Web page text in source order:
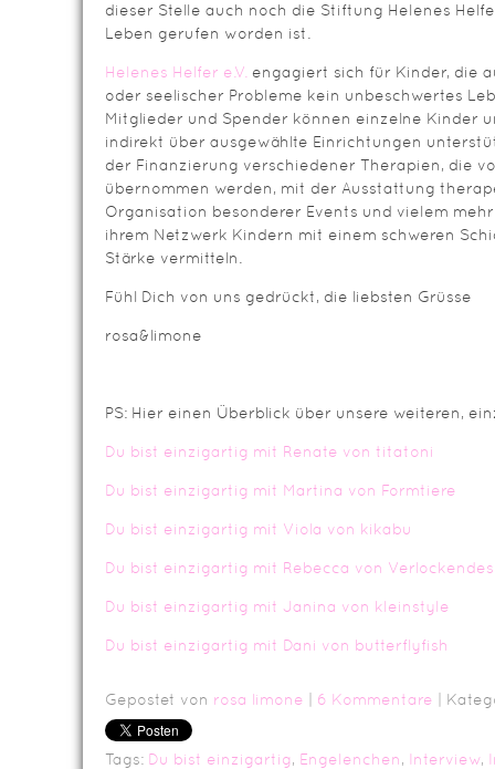
dieser Stelle auch noch die Stiftung Helenes
Leben gerufen worden ist.
Helenes Helfer e.V. engagiert sich für Kinder, die
oder seelischer Probleme kein unbeschwertes
Mitglieder und Spender können einzelne Kinder
indirekt über ausgewählte Einrichtungen
der Finanzierung verschiedener Therapien, die
übernommen werden, mit der Ausstattung
Organisation besonderer Events und vielem
ihrem Netzwerk Kindern mit einem schweren
Stärke vermitteln.
Fühl Dich von uns gedrückt, die liebsten Grüsse
rosa&limone
PS: Hier einen Überblick über unsere weiteren,
Du bist einzigartig mit Renate von titatoni
Du bist einzigartig mit Martina von Formtiere
Du bist einzigartig mit Viola von kikabu
Du bist einzigartig mit Rebecca von Verlockendes
Du bist einzigartig mit Janina von kleinstyle
Du bist einzigartig mit Dani von butterflyfish
Gepostet von rosa limone 6 Kommentare |
Tags: Du bist einzigartig, Engelenchen, Interview,